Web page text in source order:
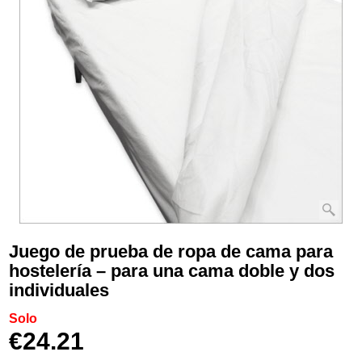
Juego de prueba de ropa de cama para
hostelería – para una cama doble y dos
individuales
Solo
€24.21